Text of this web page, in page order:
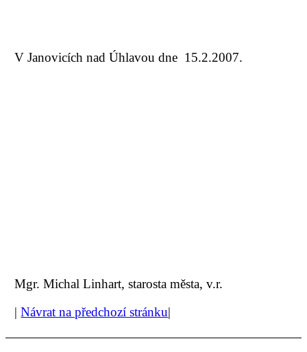
V Janovicích nad Úhlavou dne 15.2.2007.
Mgr. Michal Linhart, starosta města, v.r.
|Návrat na předchozí stránku|